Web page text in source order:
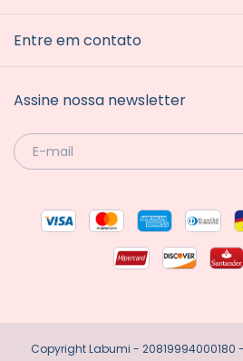
Entre em contato
Assine nossa newsletter
Copyright Labumi - 20819994000180